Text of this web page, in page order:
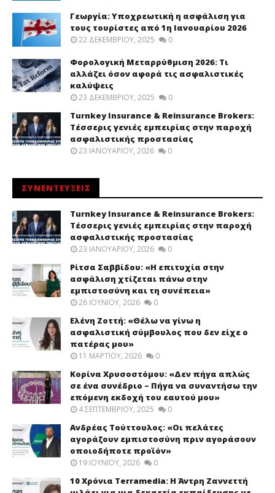
Γεωργία: Υποχρεωτική η ασφάλιση για
τους τουρίστες από 1η Ιανουαρίου 2026
22 ΔΕΚΕΜΒΡΊΟΥ, 2025 0
Φορολογική Μεταρρύθμιση 2026: Τι
αλλάζει όσον αφορά τις ασφαλιστικές
καλύψεις
23 ΔΕΚΕΜΒΡΊΟΥ, 2025 0
Turnkey Insurance & Reinsurance Brokers:
Τέσσερις γενιές εμπειρίας στην παροχή
ασφαλιστικής προστασίας
23 ΙΑΝΟΥΑΡΊΟΥ, 2026 0
ΣΥΝΕΝΤΕΥΞΕΙΣ
Turnkey Insurance & Reinsurance Brokers:
Τέσσερις γενιές εμπειρίας στην παροχή
ασφαλιστικής προστασίας
23 ΙΑΝΟΥΑΡΊΟΥ, 2026 0
Ρίτσα Σαββίδου: «Η επιτυχία στην
ασφάλιση χτίζεται πάνω στην
εμπιστοσύνη και τη συνέπεια»
26 ΙΟΥΝΊΟΥ, 2026 0
Ελένη Ζοττή: «Θέλω να γίνω η
ασφαλιστική σύμβουλος που δεν είχε ο
πατέρας μου»
11 ΜΑΡΤΊΟΥ, 2026 0
Κορίνα Χρυσοστόμου: «Δεν πήγα απλώς
σε ένα συνέδριο – Πήγα να συναντήσω την
επόμενη εκδοχή του εαυτού μου»
4 ΣΕΠΤΕΜΒΡΊΟΥ, 2025 0
Ανδρέας Τούττουλος: «Οι πελάτες
αγοράζουν εμπιστοσύνη πριν αγοράσουν
οποιοδήποτε προϊόν»
19 ΙΟΥΝΊΟΥ, 2026 0
10 Χρόνια Terramedia: Η Άντρη Ζαννεττή